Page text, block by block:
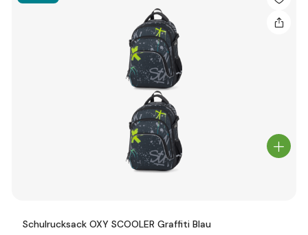
Schulrucksack OXY SCOOLER Graffiti Blau